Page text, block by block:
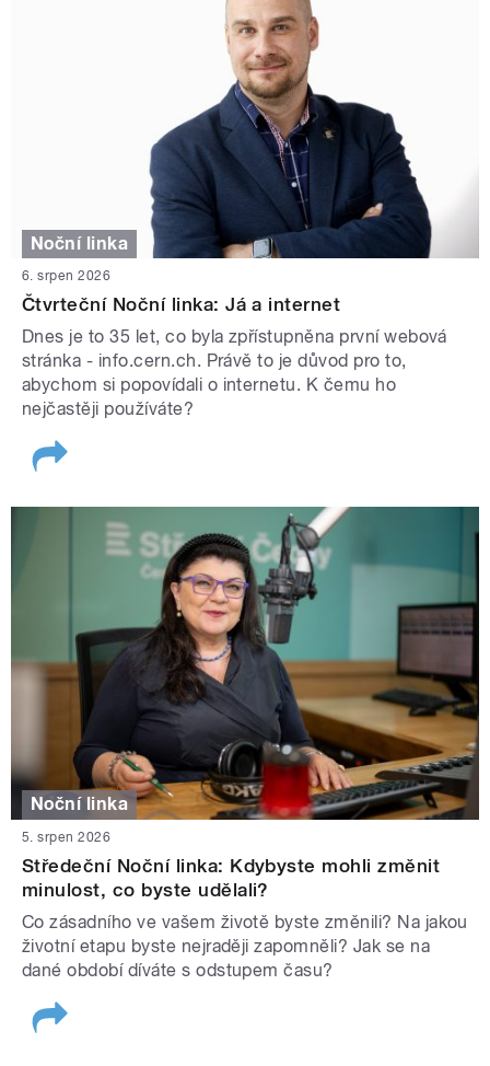
Noční linka
6. srpen 2026
Čtvrteční Noční linka: Já a internet
Dnes je to 35 let, co byla zpřístupněna první webová
stránka - info.cern.ch. Právě to je důvod pro to,
abychom si popovídali o internetu. K čemu ho
nejčastěji používáte?
Noční linka
5. srpen 2026
Středeční Noční linka: Kdybyste mohli změnit
minulost, co byste udělali?
Co zásadního ve vašem životě byste změnili? Na jakou
životní etapu byste nejraději zapomněli? Jak se na
dané období díváte s odstupem času?